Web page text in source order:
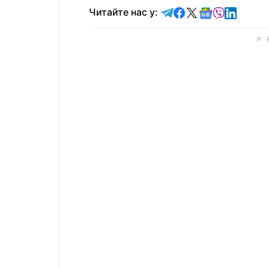
Читайте нас у: Читайте у Telegram
Читайте у
Читайте у X
Читайте у
Читайте